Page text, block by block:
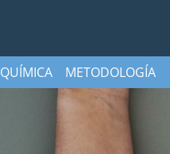
QUÍMICA METODOLOGÍA